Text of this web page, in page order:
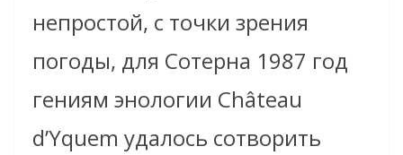
непростой, с точки зрения
погоды, для Сотерна 1987 год
гениям энологии Château
d’Yquem удалось сотворить